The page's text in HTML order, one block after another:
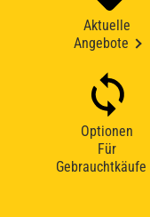
Aktuelle
Angebote
Optionen
Für
Gebrauchtkäufe